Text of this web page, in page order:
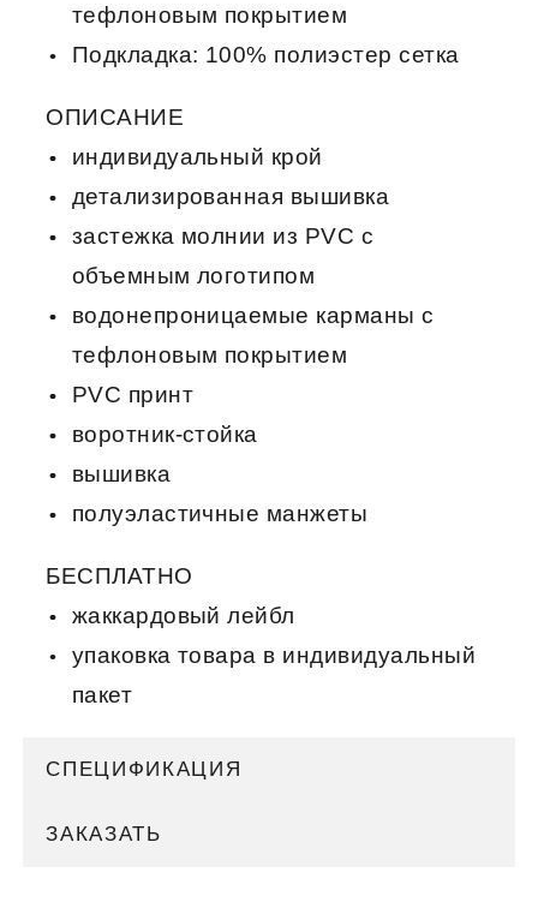
тефлоновым покрытием
Подкладка: 100% полиэстер сетка
ОПИСАНИЕ
индивидуальный крой
детализированная вышивка
застежка молнии из PVC с
объемным логотипом
водонепроницаемые карманы с
тефлоновым покрытием
PVC принт
воротник-стойка
вышивка
полуэластичные манжеты
БЕСПЛАТНО
жаккардовый лейбл
упаковка товара в индивидуальный
пакет
СПЕЦИФИКАЦИЯ
ЗАКАЗАТЬ